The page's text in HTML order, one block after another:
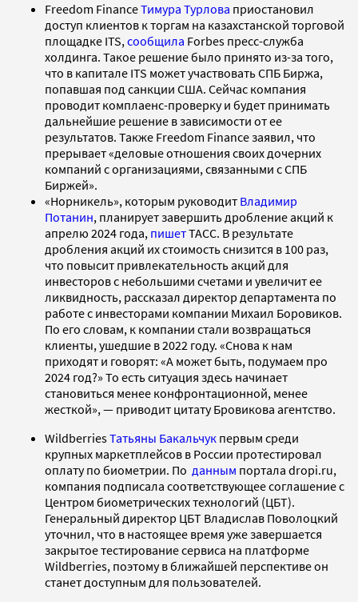
Freedom FinanceТимура Турлова приостановил
доступ клиентов к торгам на казахстанской торговой
площадке ITS,сообщила Forbes пресс-служба
холдинга. Такое решение было принято из-за того,
что в капитале ITS может участвовать СПБ Биржа,
попавшая под санкции США. Сейчас компания
проводит комплаенс-проверку и будет принимать
дальнейшие решение в зависимости от ее
результатов. Также Freedom Finance заявил, что
прерывает «деловые отношения своих дочерних
компаний с организациями, связанными с СПБ
Биржей».
«Норникель», которым руководит Владимир
Потанин, планирует завершить дробление акций к
апрелю 2024 года, пишетТАСС. В результате
дробления акций их стоимость снизится в 100 раз,
что повысит привлекательность акций для
инвесторов с небольшими счетами и увеличит ее
ликвидность, рассказал директор департамента по
работе с инвесторами компании Михаил Боровиков.
По его словам, к компании стали возвращаться
клиенты, ушедшие в 2022 году. «Снова к нам
приходят и говорят: «А может быть, подумаем про
2024 год?» То есть ситуация здесь начинает
становиться менее конфронтационной, менее
жесткой», — приводит цитату Бровикова агентство.
WildberriesТатьяны Бакальчук первым среди
крупных маркетплейсов в России протестировал
оплату по биометрии. По данным портала dropi.ru,
компания подписала соответствующее соглашение с
Центром биометрических технологий (ЦБТ).
Генеральный директор ЦБТ Владислав Поволоцкий
уточнил, что в настоящее время уже завершается
закрытое тестирование сервиса на платформе
Wildberries, поэтому в ближайшей перспективе он
станет доступным для пользователей.